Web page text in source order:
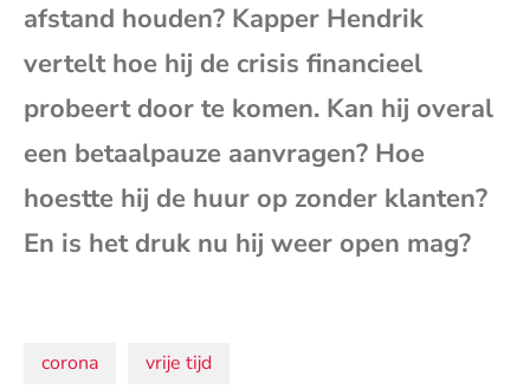
afstand houden? Kapper Hendrik
vertelt hoe hij de crisis financieel
probeert door te komen. Kan hij overal
een betaalpauze aanvragen? Hoe
hoestte hij de huur op zonder klanten?
En is het druk nu hij weer open mag?
Onderwerpen:
corona vrije tijd